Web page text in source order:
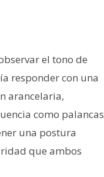
el tono de
responder con una
arancelaria,
como palancas
una postura
que ambos